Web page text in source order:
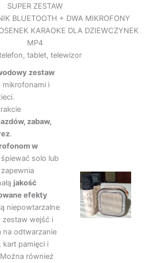
SUPER ZESTAW
BLUETOOTH + DWA MIKROFONY
KARAOKE DLA DZIEWCZYNEK
MP4
tablet, telewizor
zestaw
mikrofonami i
zabaw,
.
w
solo lub
jakość
efekty
niepowtarzalne
zestaw wejść i
na odtwarzanie
kart pamięci i
również